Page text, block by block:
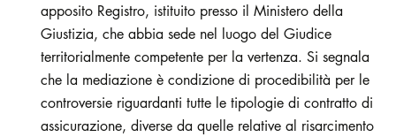
apposito Registro, istituito presso il Ministero della
Giustizia, che abbia sede nel luogo del Giudice
territorialmente competente per la vertenza. Si segnala
che la mediazione è condizione di procedibilità per le
controversie riguardanti tutte le tipologie di contratto di
assicurazione, diverse da quelle relative al risarcimento